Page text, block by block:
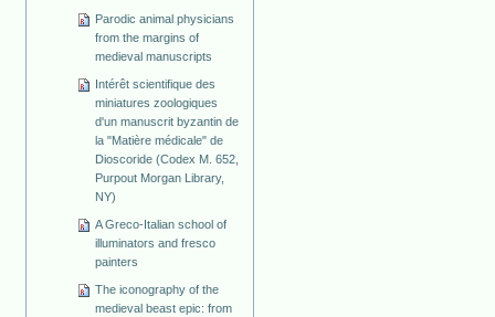
Parodic animal physicians
from the margins of
medieval manuscripts
Intérêt scientifique des
miniatures zoologiques
d'un manuscrit byzantin de
la "Matière médicale" de
Dioscoride (Codex M. 652,
Purpout Morgan Library,
NY)
A Greco-Italian school of
illuminators and fresco
painters
The iconography of the
medieval beast epic: from